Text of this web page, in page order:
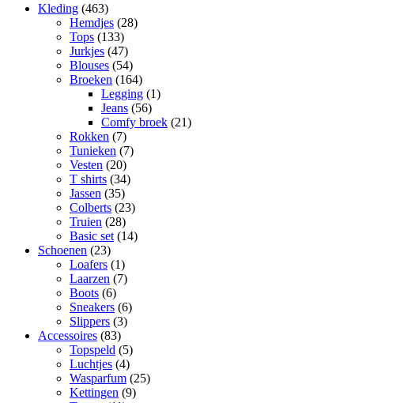
Kleding (463)
Hemdjes (28)
Tops (133)
Jurkjes (47)
Blouses (54)
Broeken (164)
Legging (1)
Jeans (56)
Comfy broek (21)
Rokken (7)
Tunieken (7)
Vesten (20)
T shirts (34)
Jassen (35)
Colberts (23)
Truien (28)
Basic set (14)
Schoenen (23)
Loafers (1)
Laarzen (7)
Boots (6)
Sneakers (6)
Slippers (3)
Accessoires (83)
Topspeld (5)
Luchtjes (4)
Wasparfum (25)
Kettingen (9)